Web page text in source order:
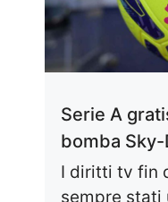
Serie A
bomba
I diritti tv fin
sempre stati